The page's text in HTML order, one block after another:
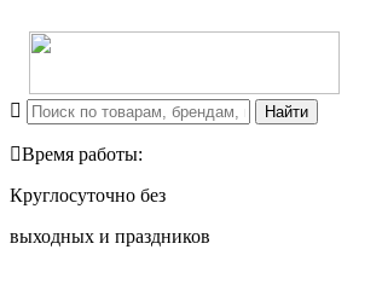
Время работы:
Круглосуточно без
выходных и праздников